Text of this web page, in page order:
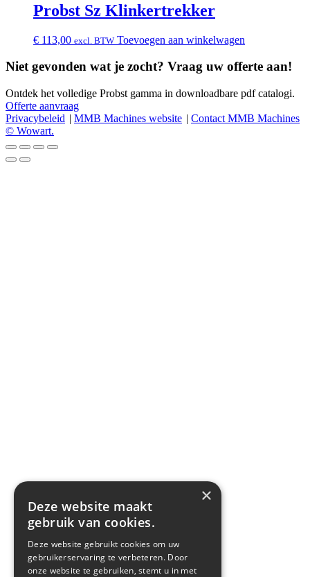
Probst Sz Klinkertrekker
€ 113,00 excl. BTW Toevoegen aan winkelwagen
Niet gevonden wat je zocht? Vraag uw offerte aan!
Ontdek het volledige Probst gamma in downloadbare pdf catalogi.
Offerte aanvraag
Privacybeleid
MMB Machines website
Contact MMB Machines
© Wowart.
×
Deze website maakt
gebruik van cookies.
Deze website gebruikt cookies om uw
gebruikerservaring te verbeteren. Door
onze website te gebruiken, stemt u in met